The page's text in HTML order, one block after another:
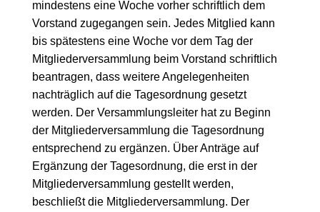
mindestens eine Woche vorher schriftlich dem
Vorstand zugegangen sein. Jedes Mitglied kann
bis spätestens eine Woche vor dem Tag der
Mitgliederversammlung beim Vorstand schriftlich
beantragen, dass weitere Angelegenheiten
nachträglich auf die Tagesordnung gesetzt
werden. Der Versammlungsleiter hat zu Beginn
der Mitgliederversammlung die Tagesordnung
entsprechend zu ergänzen. Über Anträge auf
Ergänzung der Tagesordnung, die erst in der
Mitgliederversammlung gestellt werden,
beschließt die Mitgliederversammlung. Der